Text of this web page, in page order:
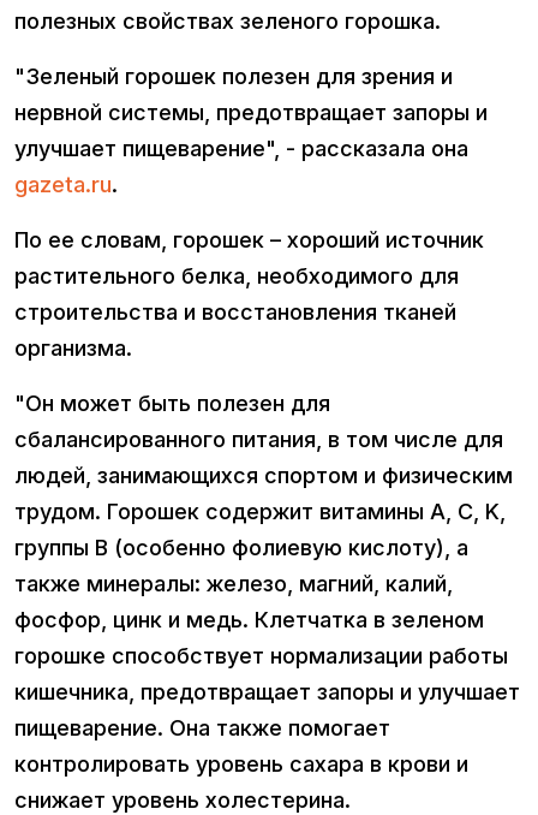
полезных свойствах зеленого горошка.
"Зеленый горошек полезен для зрения и
нервной системы, предотвращает запоры и
улучшает пищеварение", - рассказала она
gazeta.ru.
По ее словам, горошек – хороший источник
растительного белка, необходимого для
строительства и восстановления тканей
организма.
"Он может быть полезен для
сбалансированного питания, в том числе для
людей, занимающихся спортом и физическим
трудом. Горошек содержит витамины A, C, K,
группы B (особенно фолиевую кислоту), а
также минералы: железо, магний, калий,
фосфор, цинк и медь. Клетчатка в зеленом
горошке способствует нормализации работы
кишечника, предотвращает запоры и улучшает
пищеварение. Она также помогает
контролировать уровень сахара в крови и
снижает уровень холестерина.